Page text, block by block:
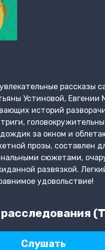
рассказы
Устиновой, Евгении
историй
за окном и
прозы, составлен
сюжетами,
развязкой.
удовольствие!
Слушать